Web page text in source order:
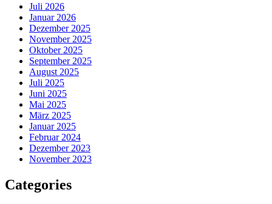
Juli 2026
Januar 2026
Dezember 2025
November 2025
Oktober 2025
September 2025
August 2025
Juli 2025
Juni 2025
Mai 2025
März 2025
Januar 2025
Februar 2024
Dezember 2023
November 2023
Categories